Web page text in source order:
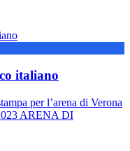
italiano
per l’arena di Verona
ARENA DI